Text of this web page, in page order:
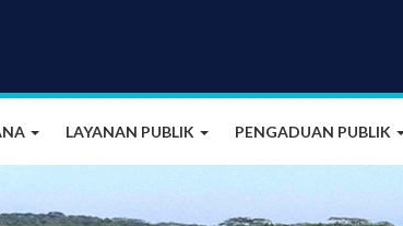
LAYANAN PUBLIK PENGADUAN PUBLIK